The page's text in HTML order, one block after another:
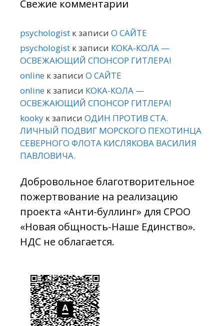
Свежие комментарии
psychologist к записи О САЙТЕ
psychologist к записи КОКА-КОЛА —
ОСВЕЖАЮЩИЙ СПОНСОР ГИТЛЕРА!
online к записи О САЙТЕ
online к записи КОКА-КОЛА —
ОСВЕЖАЮЩИЙ СПОНСОР ГИТЛЕРА!
kooky к записи ОДИН ПРОТИВ СТА.
ЛИЧНЫЙ ПОДВИГ МОРСКОГО ПЕХОТИНЦА
СЕВЕРНОГО ФЛОТА КИСЛЯКОВА ВАСИЛИЯ
ПАВЛОВИЧА.
Добровольное благотворительное
пожертвование на реализацию
проекта «Анти-буллинг» для СРОО
«Новая общность-Наше Единство».
НДС не облагается.